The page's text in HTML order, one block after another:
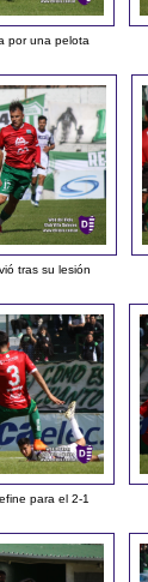
por una pelota
tras su lesión
para el 2-1